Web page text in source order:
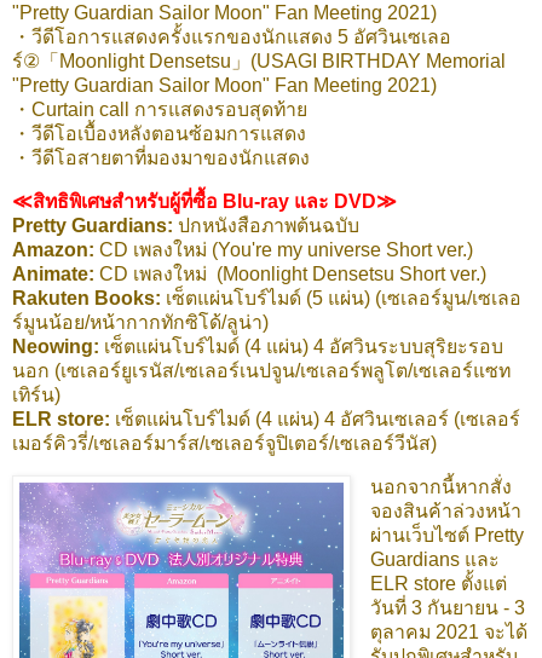
"Pretty Guardian Sailor Moon" Fan Meeting 2021)
・วีดีโอการแสดงครั้งแรกของนักแสดง 5 อัศวินเซเลอ
ร์②「Moonlight Densetsu」(USAGI BIRTHDAY Memorial
"Pretty Guardian Sailor Moon" Fan Meeting 2021)
・Curtain call การแสดงรอบสุดท้าย
・วีดีโอเบื้องหลังตอนซ้อมการแสดง
・วีดีโอสายตาที่มองมาของนักแสดง
≪สิทธิพิเศษสำหรับผู้ที่ซื้อ Blu-ray และ DVD≫
Pretty Guardians: ปกหนังสือภาพต้นฉบับ
Amazon: CD เพลงใหม่ (You're my universe Short ver.)
Animate: CD เพลงใหม่ (Moonlight Densetsu Short ver.)
Rakuten Books: เซ็ตแผ่นโบร์ไมด์ (5 แผ่น) (เซเลอร์มูน/เซเลอ
ร์มูนน้อย/หน้ากากทักซิโด้/ลูน่า)
Neowing: เซ็ตแผ่นโบร์ไมด์ (4 แผ่น) 4 อัศวินระบบสุริยะรอบ
นอก (เซเลอร์ยูเรนัส/เซเลอร์เนปจูน/เซเลอร์พลูโต/เซเลอร์แซท
เทิร์น)
ELR store: เซ็ตแผ่นโบร์ไมด์ (4 แผ่น) 4 อัศวินเซเลอร์ (เซเลอร์
เมอร์คิวรี่/เซเลอร์มาร์ส/เซเลอร์จูปิเตอร์/เซเลอร์วีนัส)
นอกจากนี้หากสั่ง
จองสินค้าล่วงหน้า
ผ่านเว็บไซต์ Pretty
Guardians และ
ELR store ตั้งแต่
วันที่ 3 กันยายน - 3
ตุลาคม 2021 จะได้